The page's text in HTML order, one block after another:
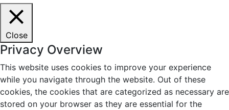
Close
Privacy Overview
This website uses cookies to improve your experience
while you navigate through the website. Out of these
cookies, the cookies that are categorized as necessary are
stored on your browser as they are essential for the